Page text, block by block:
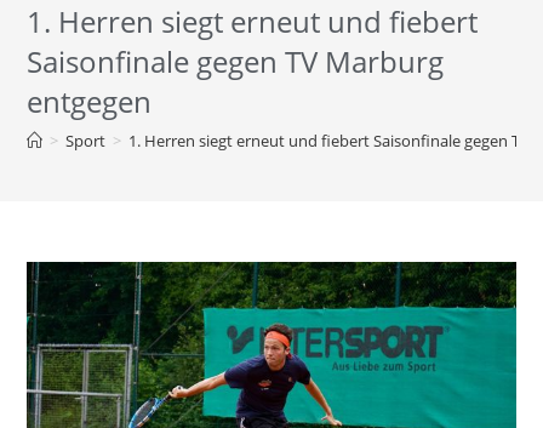
1. Herren siegt erneut und fiebert
Saisonfinale gegen TV Marburg
entgegen
> Sport > 1. Herren siegt erneut und fiebert Saisonfinale gegen TV